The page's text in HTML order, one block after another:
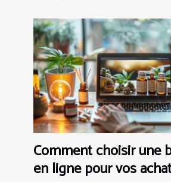
Comment choisir une
en ligne pour vos